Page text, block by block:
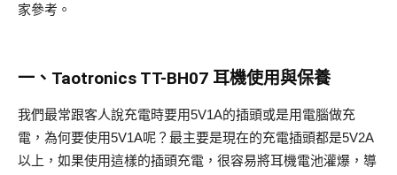
家參考。
一、Taotronics TT-BH07 耳機使用與保養
我們最常跟客人說充電時要用5V1A的插頭或是用電腦做充
電，為何要使用5V1A呢？最主要是現在的充電插頭都是5V2A
以上，如果使用這樣的插頭充電，很容易將耳機電池灌爆，導